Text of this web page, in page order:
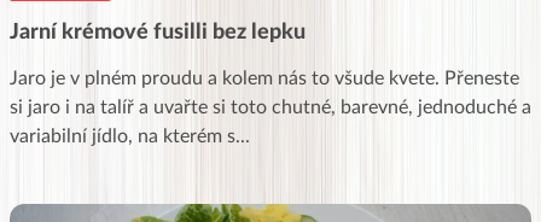
Jarní krémové fusilli bez lepku
Jaro je v plném proudu a kolem nás to všude kvete. Přeneste
si jaro i na talíř a uvařte si toto chutné, barevné, jednoduché a
variabilní jídlo, na kterém s...